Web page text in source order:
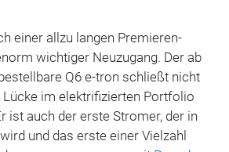
einer allzu langen Premieren-
wichtiger Neuzugang. Der ab
Q6 e-tron schließt nicht
Lücke im elektrifizierten Portfolio
ist auch der erste Stromer, der in
und das erste einer Vielzahl